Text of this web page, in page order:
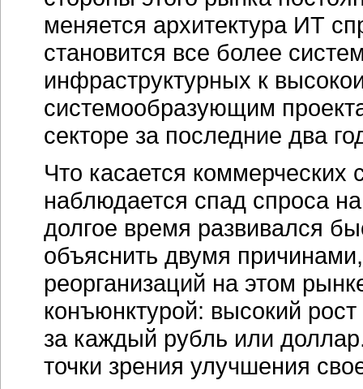
меняется архитектура ИТ
становится все более
инфраструктурных к
системообразующим
секторе за последние два
Что касается
наблюдается спад спроса
долгое время развивался
объяснить двумя
реорганизаций на этом
конъюнктурой: высокий
за каждый рубль или
точки зрения улучшения